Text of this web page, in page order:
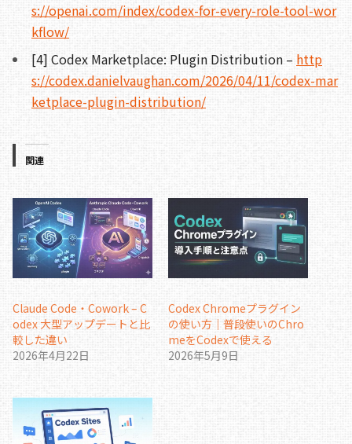
s://openai.com/index/codex-for-every-role-tool-wor
kflow/
[4] Codex Marketplace: Plugin Distribution – http
s://codex.danielvaughan.com/2026/04/11/codex-mar
ketplace-plugin-distribution/
関連
Claude Code・Cowork – C
odex 大型アップデートと比
較した違い
2026年4月22日
Codex Chromeプラグイン
の使い方｜普段使いのChro
meをCodexで使える
2026年5月9日